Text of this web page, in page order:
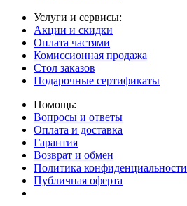
Услуги и сервисы:
Акции и скидки
Оплата частями
Комиссионная продажа
Стол заказов
Подарочные сертификаты
Помощь:
Вопросы и ответы
Оплата и доставка
Гарантия
Возврат и обмен
Политика конфиденциальности
Публичная оферта